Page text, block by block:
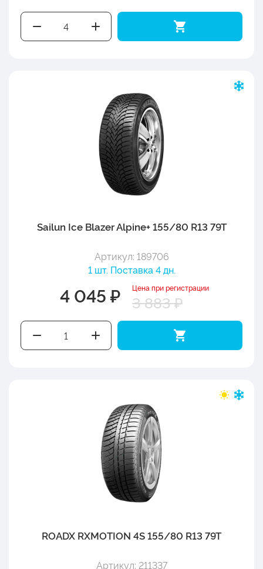
Sailun Ice Blazer Alpine+ 155/80 R13 79T
Артикул: 189706
1 шт. Поставка 4 дн.
4 045 ₽ Цена при регистрации
3 883 ₽
ROADX RXMOTION 4S 155/80 R13 79T
Артикул: 211337